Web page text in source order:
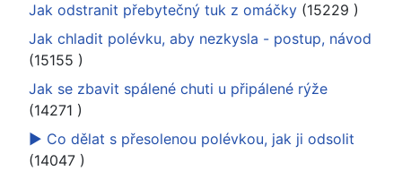
Jak odstranit přebytečný tuk z omáčky (15229 )
Jak chladit polévku, aby nezkysla - postup, návod
(15155 )
Jak se zbavit spálené chuti u připálené rýže
(14271 )
► Co dělat s přesolenou polévkou, jak ji odsolit
(14047 )